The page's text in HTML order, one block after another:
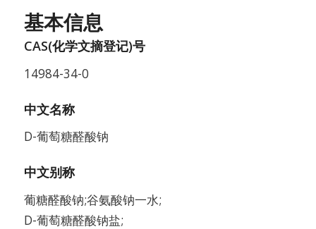
基本信息
CAS(化学文摘登记)号
14984-34-0
中文名称
D-葡萄糖醛酸钠
中文别称
葡糖醛酸钠;谷氨酸钠一水;
D-葡萄糖醛酸钠盐;